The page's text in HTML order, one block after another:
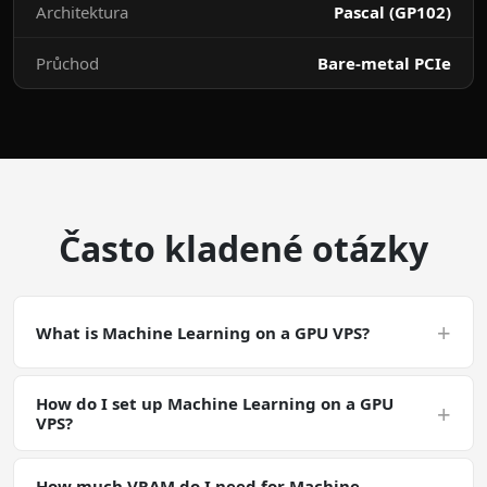
Architektura Pascal (GP102)
Průchod Bare-metal PCIe
Často kladené otázky
What is Machine Learning on a GPU VPS? +
deployment. Machine Learning is a general GPU-
accelerated workload. Make sure your software has
match the workload requirements for Machine Learning.
How do I set up Machine Learning on a GPU
VPS?
+